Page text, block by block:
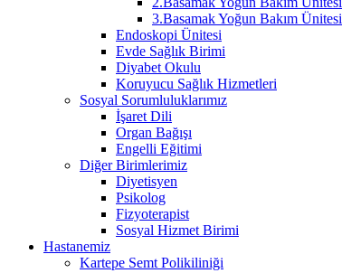
3.Basamak Yoğun Bakım Ünitesi
Endoskopi Ünitesi
Evde Sağlık Birimi
Diyabet Okulu
Koruyucu Sağlık Hizmetleri
Sosyal Sorumluluklarımız
İşaret Dili
Organ Bağışı
Engelli Eğitimi
Diğer Birimlerimiz
Diyetisyen
Psikolog
Fizyoterapist
Sosyal Hizmet Birimi
Hastanemiz
Kartepe Semt Polikiliniği